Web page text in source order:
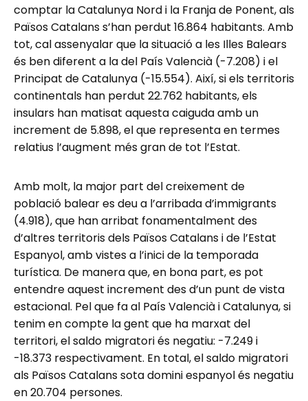
comptar la Catalunya Nord i la Franja de Ponent, als
Països Catalans s’han perdut 16.864 habitants. Amb
tot, cal assenyalar que la situació a les Illes Balears
és ben diferent a la del País Valencià (-7.208) i el
Principat de Catalunya (-15.554). Així, si els territoris
continentals han perdut 22.762 habitants, els
insulars han matisat aquesta caiguda amb un
increment de 5.898, el que representa en termes
relatius l’augment més gran de tot l’Estat.
Amb molt, la major part del creixement de
població balear es deu a l’arribada d’immigrants
(4.918), que han arribat fonamentalment des
d’altres territoris dels Països Catalans i de l’Estat
Espanyol, amb vistes a l’inici de la temporada
turística. De manera que, en bona part, es pot
entendre aquest increment des d’un punt de vista
estacional. Pel que fa al País Valencià i Catalunya, si
tenim en compte la gent que ha marxat del
territori, el saldo migratori és negatiu: -7.249 i
-18.373 respectivament. En total, el saldo migratori
als Països Catalans sota domini espanyol és negatiu
en 20.704 persones.